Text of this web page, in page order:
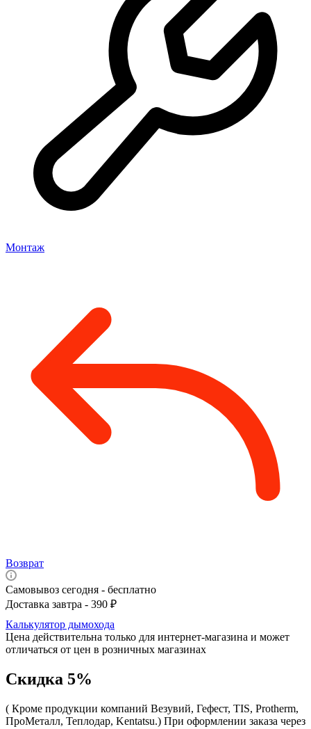
Монтаж
Возврат
Самовывоз сегодня - бесплатно
Доставка завтра - 390 ₽
Калькулятор дымохода
Цена действительна только для интернет-магазина и может
отличаться от цен в розничных магазинах
Скидка 5%
( Кроме продукции компаний Везувий, Гефест, TIS, Protherm,
ПроМеталл, Теплодар, Kentatsu.) При оформлении заказа через